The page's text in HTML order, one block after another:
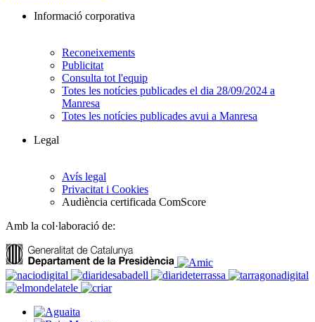
Informació corporativa
Reconeixements
Publicitat
Consulta tot l'equip
Totes les notícies publicades el dia 28/09/2024 a
Manresa
Totes les notícies publicades avui a Manresa
Legal
Avís legal
Privacitat i Cookies
Audiència certificada ComScore
Amb la col·laboració de: